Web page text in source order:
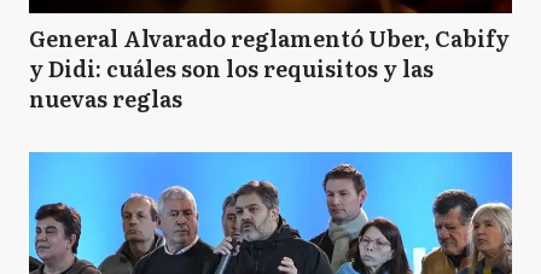
General Alvarado reglamentó Uber, Cabify
y Didi: cuáles son los requisitos y las
nuevas reglas